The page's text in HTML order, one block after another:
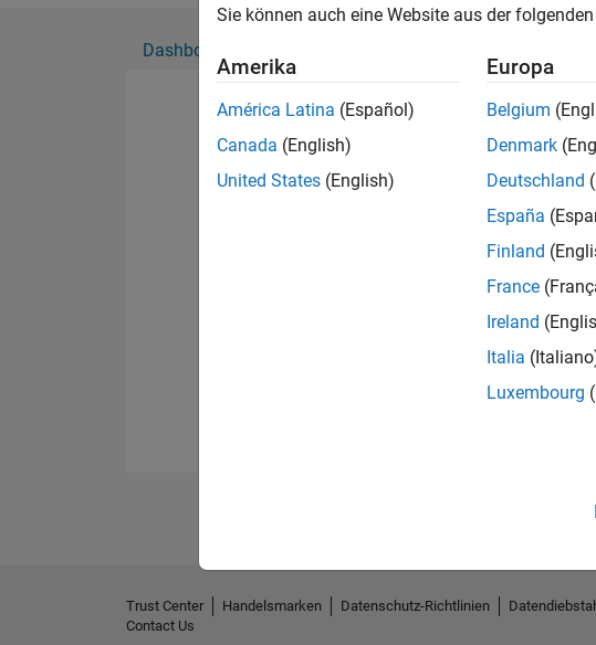
Dashboard
Sie können auch eine Website aus der
Amerika
América Latina (Español)
Canada (English)
United States (English)
Europa
Belgium
Denmark
Deutschland
España
Finland
France
Ireland
Italia
Luxembourg
Trust Center Handelsmarken Datenschutz-Richtlinien
Contact Us